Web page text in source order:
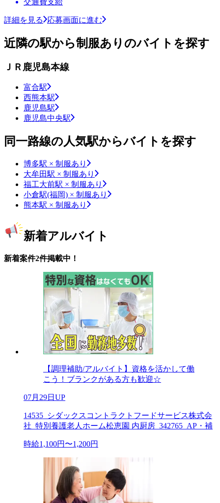
詳細を見る 応募画面に進む
近隣の駅から制服ありのバイトを探す
ＪＲ鹿児島本線
富合駅
西熊本駅
鹿児島駅
鹿児島中央駅
同一路線の人気駅からバイトを探す
博多駅 × 制服あり
大牟田駅 × 制服あり
福工大前駅 × 制服あり
小倉駅(福岡) × 制服あり
熊本駅 × 制服あり
新着アルバイト
新着案件2件掲載中！
【調理補助/アルバイト】資格を活かして働
こう！ブランクがある方も歓迎☆
07月29日UP
14535_シダックスコントラクトフードサービス株式会
社_特別養護老人ホーム松恵園 内厨房_342765_AP・補
時給1,100円〜1,200円